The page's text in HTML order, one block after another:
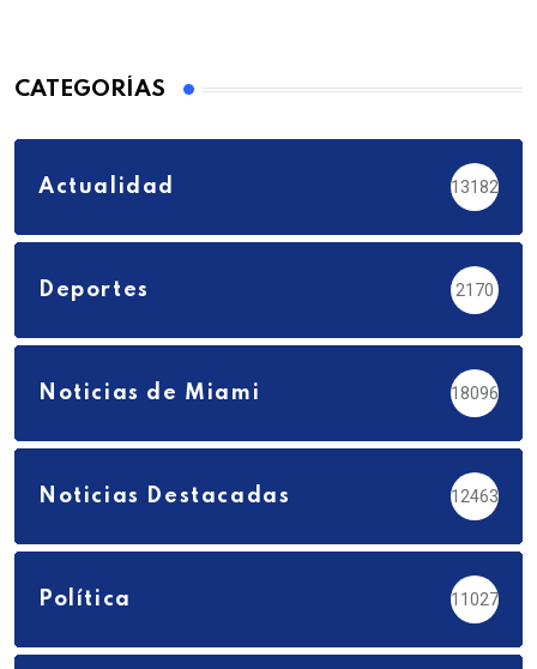
CATEGORÍAS
Actualidad 13182
Deportes 2170
Noticias de Miami 18096
Noticias Destacadas 12463
Política 11027